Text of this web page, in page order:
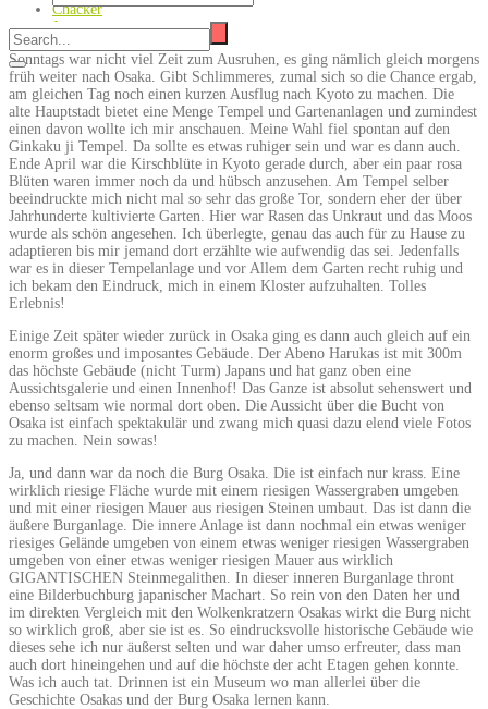
Chacker
Japan
Sonntags war nicht viel Zeit zum Ausruhen, es ging nämlich gleich morgens
früh weiter nach Osaka. Gibt Schlimmeres, zumal sich so die Chance ergab,
am gleichen Tag noch einen kurzen Ausflug nach Kyoto zu machen. Die
alte Hauptstadt bietet eine Menge Tempel und Gartenanlagen und zumindest
einen davon wollte ich mir anschauen. Meine Wahl fiel spontan auf den
Ginkaku ji Tempel. Da sollte es etwas ruhiger sein und war es dann auch.
Ende April war die Kirschblüte in Kyoto gerade durch, aber ein paar rosa
Blüten waren immer noch da und hübsch anzusehen. Am Tempel selber
beeindruckte mich nicht mal so sehr das große Tor, sondern eher der über
Jahrhunderte kultivierte Garten. Hier war Rasen das Unkraut und das Moos
wurde als schön angesehen. Ich überlegte, genau das auch für zu Hause zu
adaptieren bis mir jemand dort erzählte wie aufwendig das sei. Jedenfalls
war es in dieser Tempelanlage und vor Allem dem Garten recht ruhig und
ich bekam den Eindruck, mich in einem Kloster aufzuhalten. Tolles
Erlebnis!
Einige Zeit später wieder zurück in Osaka ging es dann auch gleich auf ein
enorm großes und imposantes Gebäude. Der Abeno Harukas ist mit 300m
das höchste Gebäude (nicht Turm) Japans und hat ganz oben eine
Aussichtsgalerie und einen Innenhof! Das Ganze ist absolut sehenswert und
ebenso seltsam wie normal dort oben. Die Aussicht über die Bucht von
Osaka ist einfach spektakulär und zwang mich quasi dazu elend viele Fotos
zu machen. Nein sowas!
Ja, und dann war da noch die Burg Osaka. Die ist einfach nur krass. Eine
wirklich riesige Fläche wurde mit einem riesigen Wassergraben umgeben
und mit einer riesigen Mauer aus riesigen Steinen umbaut. Das ist dann die
äußere Burganlage. Die innere Anlage ist dann nochmal ein etwas weniger
riesiges Gelände umgeben von einem etwas weniger riesigen Wassergraben
umgeben von einer etwas weniger riesigen Mauer aus wirklich
GIGANTISCHEN Steinmegalithen. In dieser inneren Burganlage thront
eine Bilderbuchburg japanischer Machart. So rein von den Daten her und
im direkten Vergleich mit den Wolkenkratzern Osakas wirkt die Burg nicht
so wirklich groß, aber sie ist es. So eindrucksvolle historische Gebäude wie
dieses sehe ich nur äußerst selten und war daher umso erfreuter, dass man
auch dort hineingehen und auf die höchste der acht Etagen gehen konnte.
Was ich auch tat. Drinnen ist ein Museum wo man allerlei über die
Geschichte Osakas und der Burg Osaka lernen kann.